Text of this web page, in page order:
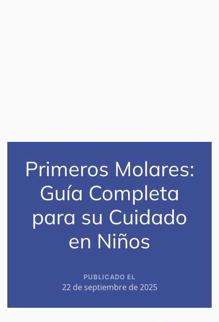
Primeros Molares:
Guía Completa
para su Cuidado
en Niños
PUBLICADO EL
22 de septiembre de 2025